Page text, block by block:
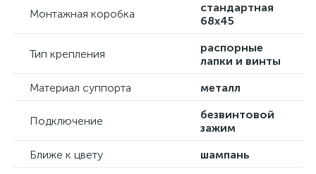
Монтажная коробка
стандартная
68х45
Тип крепления
распорные
лапки и винты
Материал суппорта
металл
Подключение
безвинтовой
зажим
Ближе к цвету
шампань